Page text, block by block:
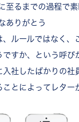
至るまでの過程で
ありがとう
、ルールではなく、
ですか、という呼び
入社したばかりの社
ことによってレター